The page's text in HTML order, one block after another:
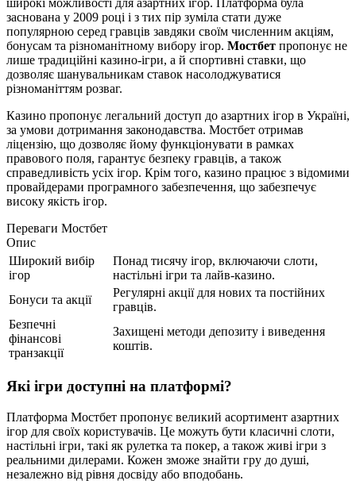
широкі можливості для азартних ігор. Платформа була
заснована у 2009 році і з тих пір зуміла стати дуже
популярною серед гравців завдяки своїм численним акціям,
бонусам та різноманітному вибору ігор. Мостбет пропонує не
лише традиційні казино-ігри, а й спортивні ставки, що
дозволяє шанувальникам ставок насолоджуватися
різноманіттям розваг.
Казино пропонує легальний доступ до азартних ігор в Україні,
за умови дотримання законодавства. Мостбет отримав
ліцензію, що дозволяє йому функціонувати в рамках
правового поля, гарантує безпеку гравців, а також
справедливість усіх ігор. Крім того, казино працює з відомими
провайдерами програмного забезпечення, що забезпечує
високу якість ігор.
Переваги Мостбет
Опис
Широкий вибір
ігор
Понад тисячу ігор, включаючи слоти,
настільні ігри та лайв-казино.
Бонуси та акції
Регулярні акції для нових та постійних
гравців.
Безпечні
фінансові
транзакції
Захищені методи депозиту і виведення
коштів.
Які ігри доступні на платформі?
Платформа Мостбет пропонує великий асортимент азартних
ігор для своїх користувачів. Це можуть бути класичні слоти,
настільні ігри, такі як рулетка та покер, а також живі ігри з
реальними дилерами. Кожен зможе знайти гру до душі,
незалежно від рівня досвіду або вподобань.